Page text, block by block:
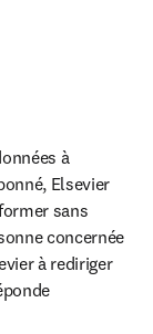
à
Elsevier
sans
concernée
à rediriger